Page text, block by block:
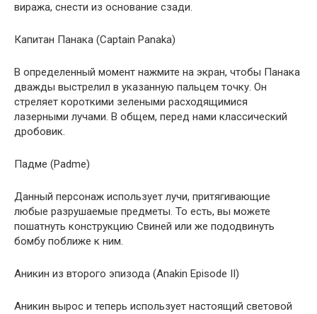
виража, снести из основание сзади.
Капитан Панака (Captain Panaka)
В определенный момент нажмите на экран, чтобы Панака
дважды выстрелил в указанную пальцем точку. Он
стреляет короткими зелеными расходящимися
лазерными лучами. В общем, перед нами классический
дробовик.
Падме (Padme)
Данный персонаж использует лучи, притягивающие
любые разрушаемые предметы. То есть, вы можете
пошатнуть конструкцию Свиней или же пододвинуть
бомбу поближе к ним.
Аникин из второго эпизода (Anakin Episode II)
Аникин вырос и теперь использует настоящий световой